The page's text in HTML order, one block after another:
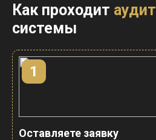
Как проходит аудит
системы
1
Оставляете заявку